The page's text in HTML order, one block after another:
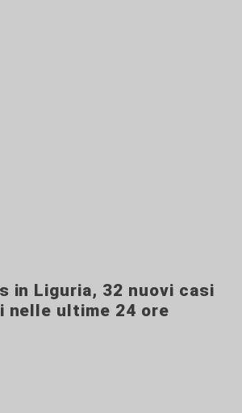
in Liguria, 32 nuovi casi
nelle ultime 24 ore